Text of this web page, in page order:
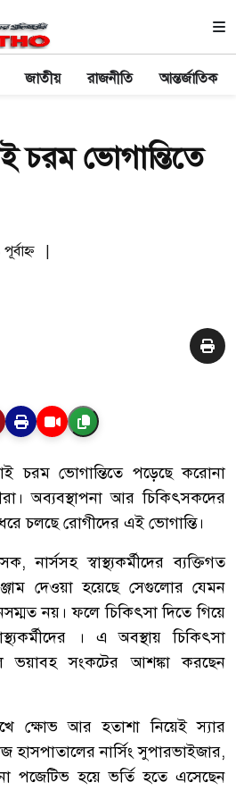
জাতীয় রাজনীতি আন্তর্জাতিক
চরম ভোগান্তিতে
চরম ভোগান্তিতে পড়েছে করোনা
অব্যবস্থাপনা আর চিকিৎসকদের
চলছে রোগীদের এই ভোগান্তি।
স্বাস্থ্যকর্মীদের ব্যক্তিগত
দেওয়া হয়েছে সেগুলোর যেমন
নয়। ফলে চিকিৎসা দিতে গিয়ে
। এ অবস্থায় চিকিৎসা
ভয়াবহ সংকটের আশঙ্কা করছেন
ক্ষোভ আর হতাশা নিয়েই স্যার
হাসপাতালের নার্সিং সুপারভাইজার,
পজেটিভ হয়ে ভর্তি হতে এসেছেন